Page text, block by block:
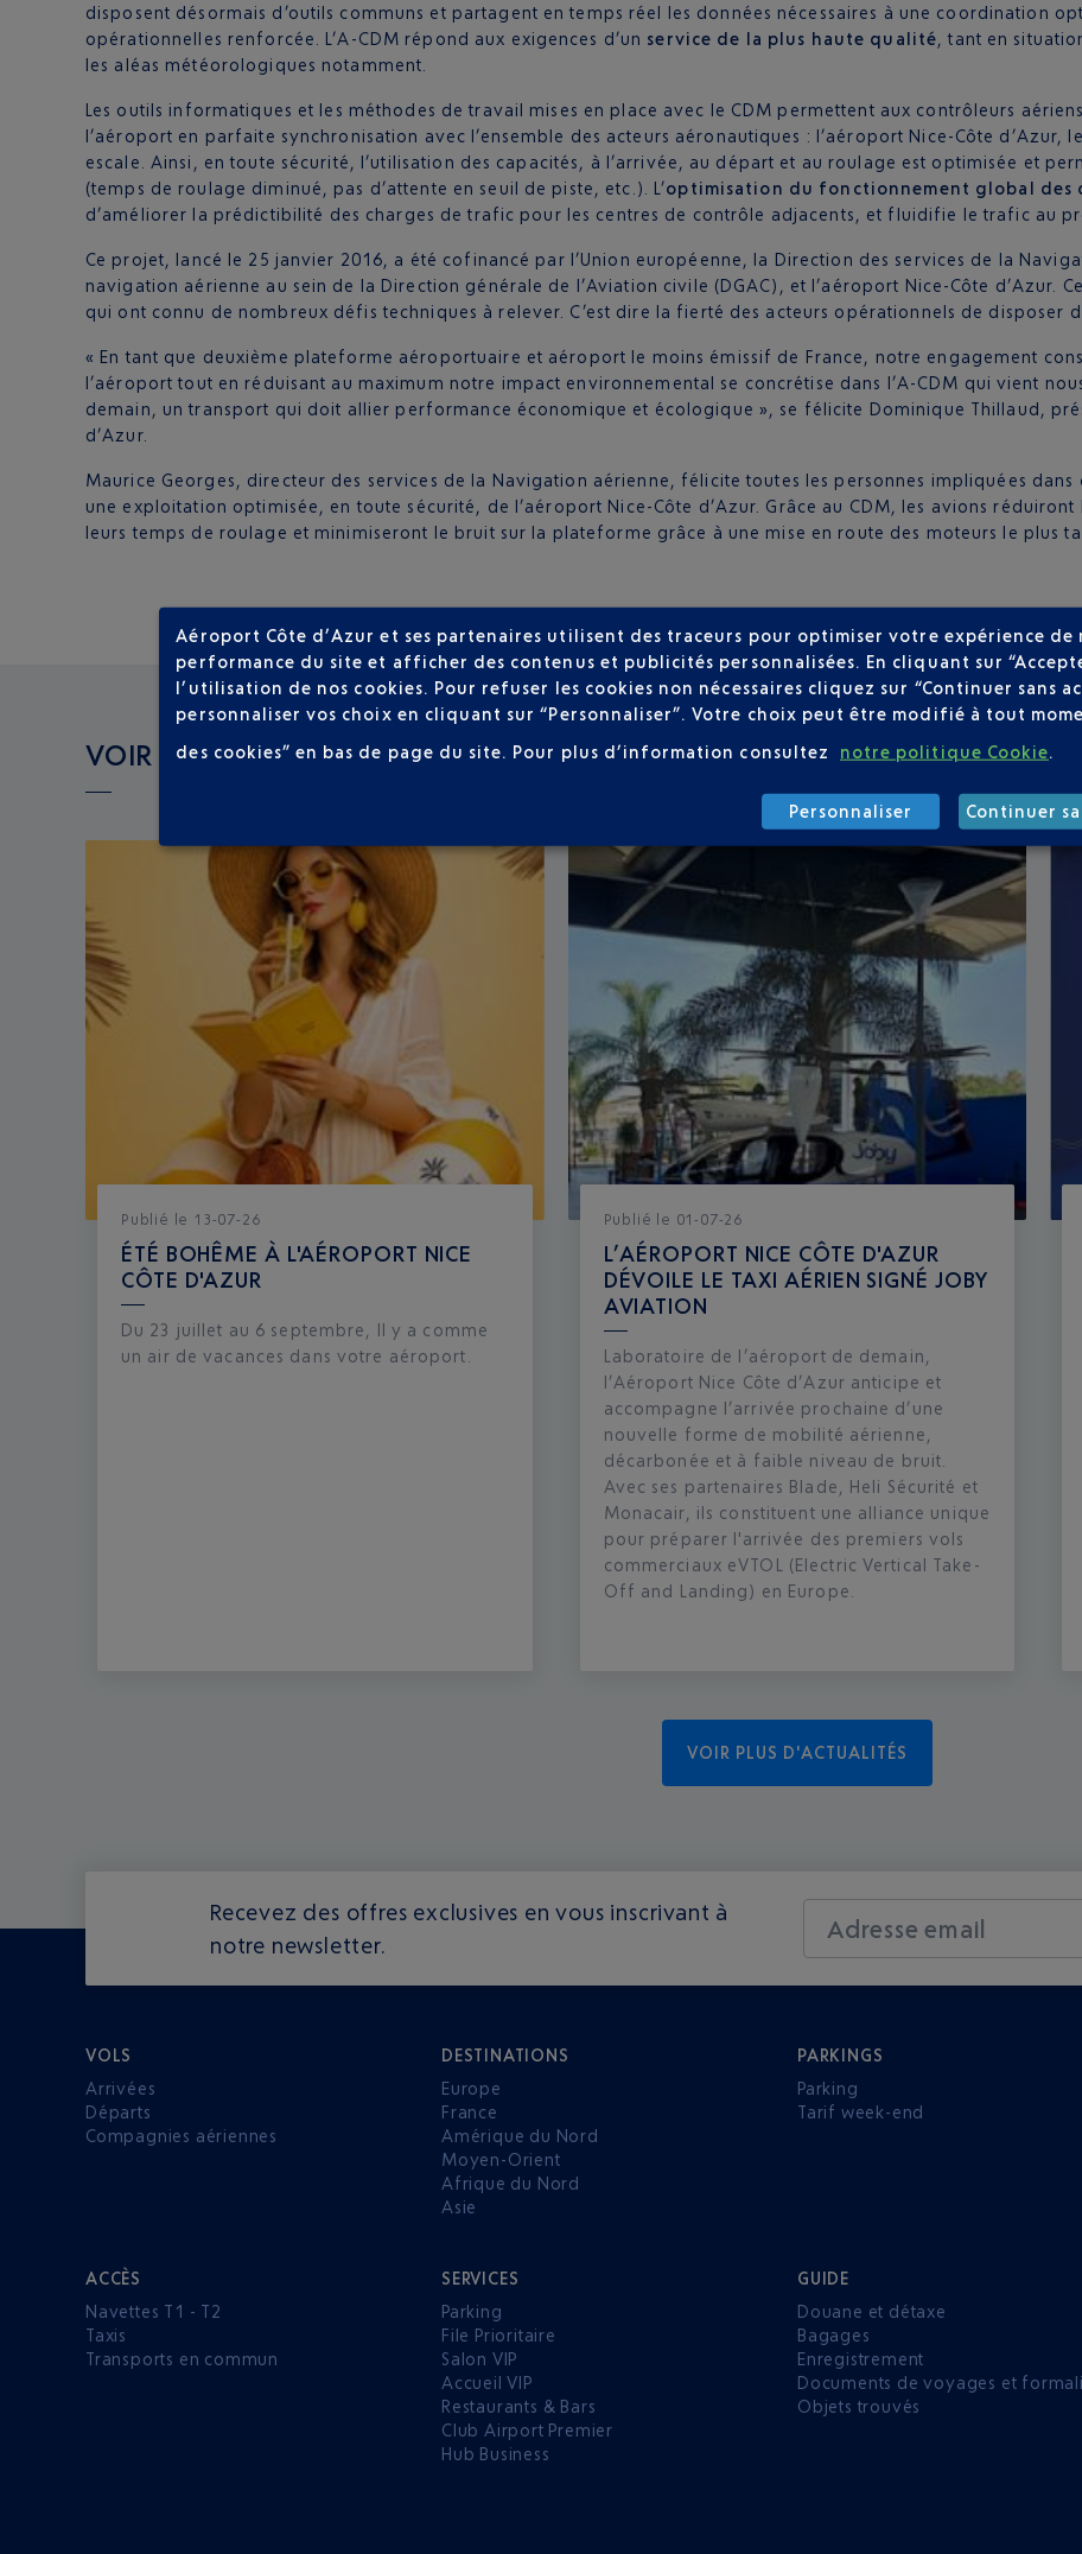
disposent désormais d’outils communs et partagent en temps réel les données nécessaires à une coordination
opérationnelles renforcée. L’A-CDM répond aux exigences d’un service de la plus haute qualité, tant en
les aléas météorologiques notamment.
Les outils informatiques et les méthodes de travail mises en place avec le CDM permettent aux contrôleurs
l’aéroport en parfaite synchronisation avec l’ensemble des acteurs aéronautiques : l’aéroport Nice-Côte d’Azur,
escale. Ainsi, en toute sécurité, l’utilisation des capacités, à l’arrivée, au départ et au roulage est optimisée et
(temps de roulage diminué, pas d’attente en seuil de piste, etc.). L’optimisation du fonctionnement global des
d’améliorer la prédictibilité des charges de trafic pour les centres de contrôle adjacents, et fluidifie le trafic au
Ce projet, lancé le 25 janvier 2016, a été cofinancé par l’Union européenne, la Direction des services de la
navigation aérienne au sein de la Direction générale de l’Aviation civile (DGAC), et l’aéroport Nice-Côte d’Azur.
qui ont connu de nombreux défis techniques à relever. C’est dire la fierté des acteurs opérationnels de disposer
« En tant que deuxième plateforme aéroportuaire et aéroport le moins émissif de France, notre engagement
l’aéroport tout en réduisant au maximum notre impact environnemental se concrétise dans l’A-CDM qui vient
demain, un transport qui doit allier performance économique et écologique », se félicite Dominique Thillaud,
d’Azur.
Maurice Georges, directeur des services de la Navigation aérienne, félicite toutes les personnes impliquées dans
une exploitation optimisée, en toute sécurité, de l’aéroport Nice-Côte d’Azur. Grâce au CDM, les avions
leurs temps de roulage et minimiseront le bruit sur la plateforme grâce à une mise en route des moteurs le plus
VOIR LES AUTRES ACTUALITÉS
Publié le 13-07-26
ÉTÉ BOHÊME À L'AÉROPORT NICE
CÔTE D'AZUR
Du 23 juillet au 6 septembre, Il y a comme
un air de vacances dans votre aéroport.
Publié le 01-07-26
L’AÉROPORT NICE CÔTE D'AZUR
DÉVOILE LE TAXI AÉRIEN SIGNÉ JOBY
AVIATION
Laboratoire de l’aéroport de demain,
l’Aéroport Nice Côte d’Azur anticipe et
accompagne l’arrivée prochaine d’une
nouvelle forme de mobilité aérienne,
décarbonée et à faible niveau de bruit.
Avec ses partenaires Blade, Heli Sécurité et
Monacair, ils constituent une alliance unique
pour préparer l'arrivée des premiers vols
commerciaux eVTOL (Electric Vertical Take-
Off and Landing) en Europe.
VOIR PLUS D'ACTUALITÉS
Recevez des offres exclusives en vous inscrivant à
notre newsletter.
Adresse email
VOLS
Arrivées
Départs
Compagnies aériennes
DESTINATIONS
Europe
France
Amérique du Nord
Moyen-Orient
Afrique du Nord
Asie
PARKINGS
Parking
Tarif week-end
ACCÈS
Navettes T1 - T2
Taxis
Transports en commun
SERVICES
Parking
File Prioritaire
Salon VIP
Accueil VIP
Restaurants & Bars
Club Airport Premier
Hub Business
GUIDE
Douane et détaxe
Bagages
Enregistrement
Documents de voyages et
Objets trouvés
Aéroport Côte d’Azur et ses partenaires utilisent des traceurs pour optimiser votre expérience
performance du site et afficher des contenus et publicités personnalisées. En cliquant sur
l’utilisation de nos cookies. Pour refuser les cookies non nécessaires cliquez sur “Continuer sans
personnaliser vos choix en cliquant sur “Personnaliser”. Votre choix peut être modifié à tout
des cookies” en bas de page du site. Pour plus d’information consultez notre politique Cookie
Personnaliser Continuer